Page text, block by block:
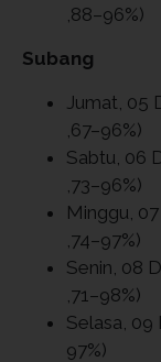
,88–96%)
Subang
Jumat, 05
,67–96%)
Sabtu, 06
,73–96%)
Minggu,
,74–97%)
Senin, 08
,71–98%)
Selasa, 09
97%)